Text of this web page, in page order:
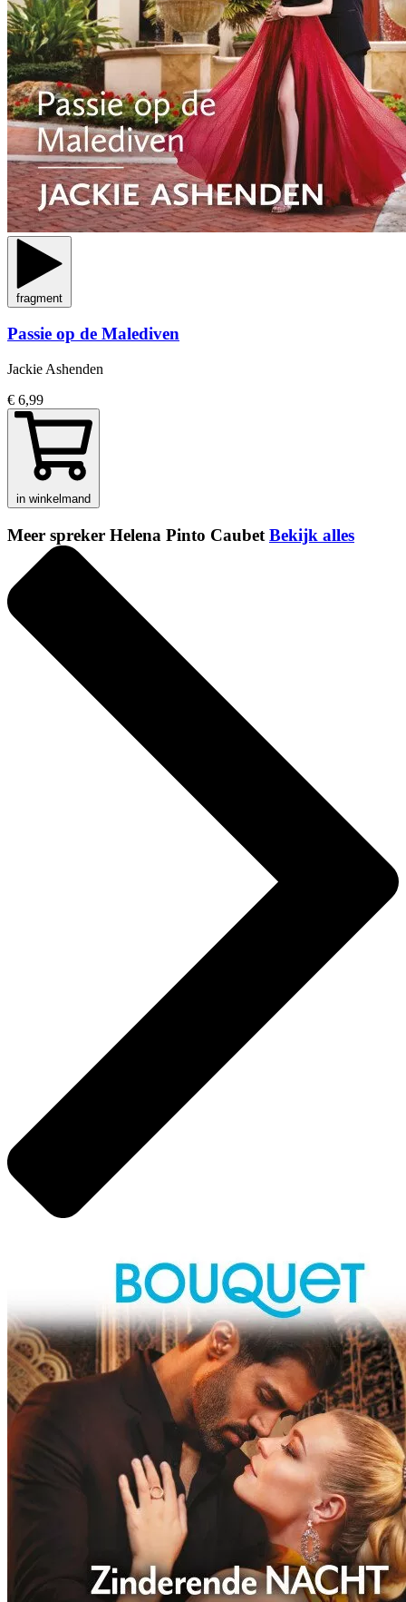
fragment
Passie op de Malediven
Jackie Ashenden
€ 6,99
in winkelmand
Meer spreker Helena Pinto Caubet Bekijk alles